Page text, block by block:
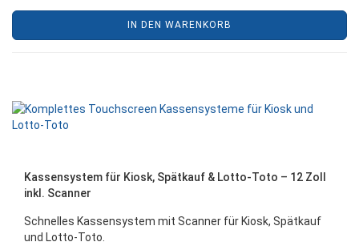
IN DEN WARENKORB
Kassensystem für Kiosk, Spätkauf & Lotto-Toto – 12 Zoll
inkl. Scanner
Schnelles Kassensystem mit Scanner für Kiosk, Spätkauf
und Lotto-Toto.